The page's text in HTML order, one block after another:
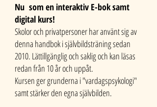
Nu som en interaktiv E-bok samt
digital kurs!
Skolor och privatpersoner har använt sig av
denna handbok i självbildsträning sedan
2010. Lättillgänglig och saklig och kan läsas
redan från 10 år och uppåt.
Kursen ger grunderna i "vardagspsykologi"
samt stärker den egna självbilden.